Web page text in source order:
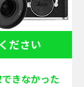
ださい
きなかった